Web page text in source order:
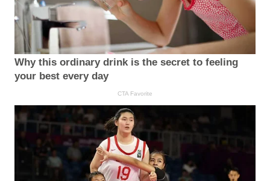
Why this ordinary drink is the secret to feeling
your best every day
CTA Favorite